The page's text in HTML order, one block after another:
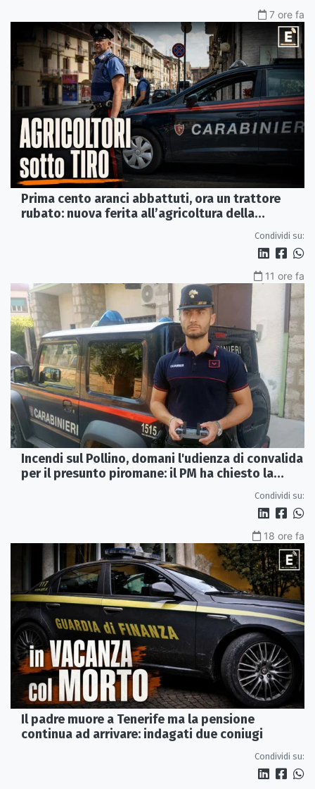
7 ore fa
Prima cento aranci abbattuti, ora un trattore
rubato: nuova ferita all’agricoltura della
Condividi su:
11 ore fa
Incendi sul Pollino, domani l'udienza di convalida
per il presunto piromane: il PM ha chiesto la
Condividi su:
18 ore fa
Il padre muore a Tenerife ma la pensione
continua ad arrivare: indagati due coniugi
Condividi su: